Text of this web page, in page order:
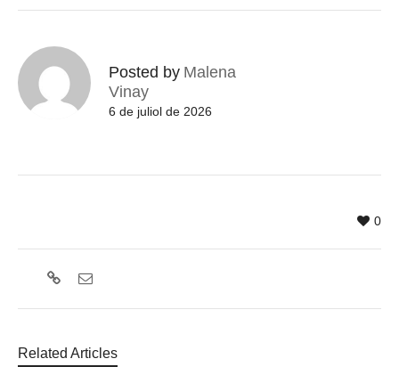
Posted by Malena
Vinay
6 de juliol de 2026
0
Related Articles